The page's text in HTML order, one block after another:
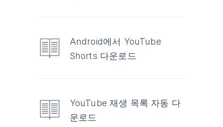
Android에서 YouTube
Shorts 다운로드
YouTube 재생 목록 자동 다
운로드